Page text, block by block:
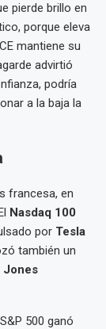
pierde brillo en
porque eleva
mantiene su
advirtió
podría
a la baja la
francesa, en
Nasdaq 100
por Tesla
también un
Jones
500 ganó